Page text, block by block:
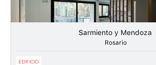
Sarmiento y Mendoza
Rosario
EDIFICIO